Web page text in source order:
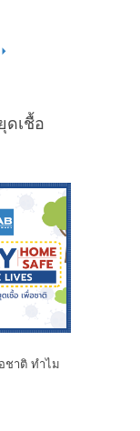
ดเชื้อ
ชาติ ทำไม